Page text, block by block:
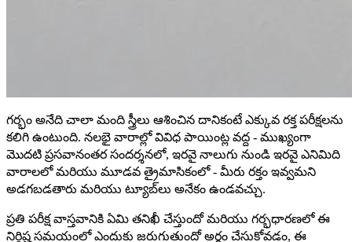
గర్భం అనేది చాలా మంది స్త్రీలు ఆశించిన దానికంటే ఎక్కువ రక్త పరీక్షలను
కలిగి ఉంటుంది. నలభై వారాల్లో వివిధ పాయింట్ల వద్ద - ముఖ్యంగా
మొదటి ప్రసవానంతర సందర్శనలో, ఇరవై నాలుగు నుండి ఇరవై ఎనిమిది
వారాలలో మరియు మూడవ త్రైమాసికంలో - మీరు రక్తం ఇవ్వమని
అడగబడతారు మరియు ట్యూబ్‌లు అనేకం ఉండవచ్చు.
ప్రతి పరీక్ష వాస్తవానికి ఏమి తనిఖీ చేస్తుందో మరియు గర్భధారణలో ఈ
నిర్దిష్ట సమయంలో ఎందుకు జరుగుతుందో అర్థం చేసుకోవడం, ఈ